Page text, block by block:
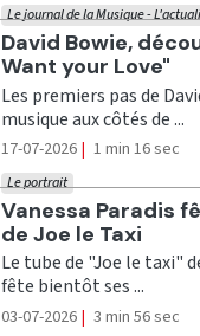
Ecouter
David Bowie,
Want your Love"
Le journal de la Musique -
Les premiers pas de
musique aux côtés de ...
17-07-2026 | 1 min 16 sec
Ecouter
Vanessa Paradis
de Joe le Taxi
Le portrait
Le tube de "Joe le taxi"
fête bientôt ses ...
03-07-2026 | 3 min 56 sec